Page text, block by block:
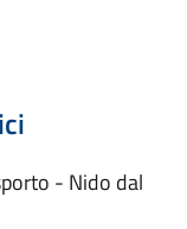
- Nido dal